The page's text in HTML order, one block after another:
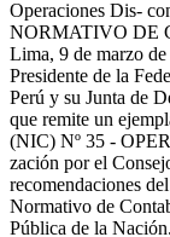
Operaciones Dis-
NORMATIVO DE
Lima, 9 de marzo
Presidente de la
Perú y su Junta de
que remite un
(NIC) Nº 35 -
zación por el
recomendaciones
Normativo de
Pública de la